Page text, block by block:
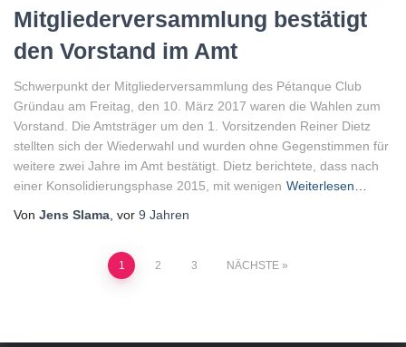
Mitgliederversammlung bestätigt
den Vorstand im Amt
Schwerpunkt der Mitgliederversammlung des Pétanque Club
Gründau am Freitag, den 10. März 2017 waren die Wahlen zum
Vorstand. Die Amtsträger um den 1. Vorsitzenden Reiner Dietz
stellten sich der Wiederwahl und wurden ohne Gegenstimmen für
weitere zwei Jahre im Amt bestätigt. Dietz berichtete, dass nach
einer Konsolidierungsphase 2015, mit wenigen Weiterlesen…
Von Jens Slama, vor 9 Jahren
Seitennummerierung
1 2 3 NÄCHSTE